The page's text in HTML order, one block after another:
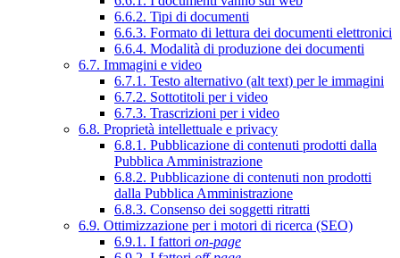
6.6.2. Tipi di documenti
6.6.3. Formato di lettura dei documenti elettronici
6.6.4. Modalità di produzione dei documenti
6.7. Immagini e video
6.7.1. Testo alternativo (alt text) per le immagini
6.7.2. Sottotitoli per i video
6.7.3. Trascrizioni per i video
6.8. Proprietà intellettuale e privacy
6.8.1. Pubblicazione di contenuti prodotti dalla
Pubblica Amministrazione
6.8.2. Pubblicazione di contenuti non prodotti
dalla Pubblica Amministrazione
6.8.3. Consenso dei soggetti ritratti
6.9. Ottimizzazione per i motori di ricerca (SEO)
6.9.1. I fattori on-page